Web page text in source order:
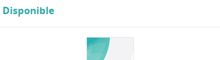
Disponible